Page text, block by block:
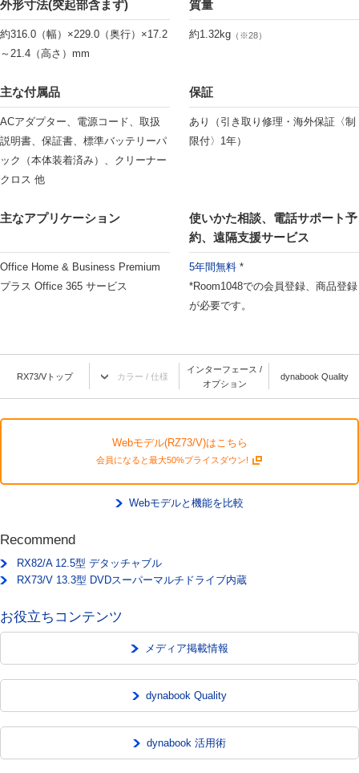
外形寸法(突起部含まず)
約316.0（幅）×229.0（奥行）×17.2
～21.4（高さ）mm
質量
約1.32kg （※28）
主な付属品
ACアダプター、電源コード、取扱
説明書、保証書、標準バッテリーパ
ック（本体装着済み）、クリーナー
クロス 他
保証
あり（引き取り修理・海外保証〈制
限付〉1年）
主なアプリケーション
Office Home & Business Premium
プラス Office 365 サービス
使いかた相談、電話サポート予
約、遠隔支援サービス
5年間無料 *
*Room1048での会員登録、商品登録
が必要です。
RX73/Vトップ カラー / 仕様
インターフェース /
オプション
dynabook Quality
Webモデル(RZ73/V)はこちら
会員になると最大50%プライスダウン!
Webモデルと機能を比較
Recommend
RX82/A 12.5型 デタッチャブル
RX73/V 13.3型 DVDスーパーマルチドライブ内蔵
お役立ちコンテンツ
メディア掲載情報
dynabook Quality
dynabook 活用術